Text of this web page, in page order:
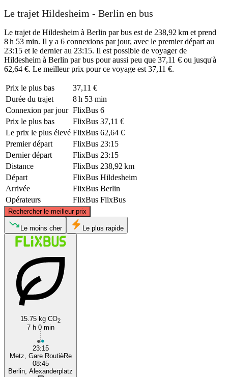
Le trajet Hildesheim - Berlin en bus
Le trajet de Hildesheim à Berlin par bus est de 238,92 km et prend
8 h 53 min. Il y a 6 connexions par jour, avec le premier départ au
23:15 et le dernier au 23:15. Il est possible de voyager de
Hildesheim à Berlin par bus pour aussi peu que 37,11 € ou jusqu'à
62,64 €. Le meilleur prix pour ce voyage est 37,11 €.
Prix ​​le plus bas
37,11 €
Durée du trajet
8 h 53 min
Connexion par jour FlixBus 6
Prix ​​le plus bas
FlixBus 37,11 €
Le prix le plus élevé FlixBus 62,64 €
Premier départ
FlixBus 23:15
Dernier départ
FlixBus 23:15
Distance
FlixBus 238,92 km
Départ
FlixBus Hildesheim
Arrivée
FlixBus Berlin
Opérateurs
FlixBus FlixBus
Rechercher le meilleur prix
Hildesheim
©CARTO
Le moins cher Le plus rapide
15.75 kg CO2
7 h 0 min
23:15
Metz, Gare RoutièRe
08:45
Berlin, Alexanderplatz